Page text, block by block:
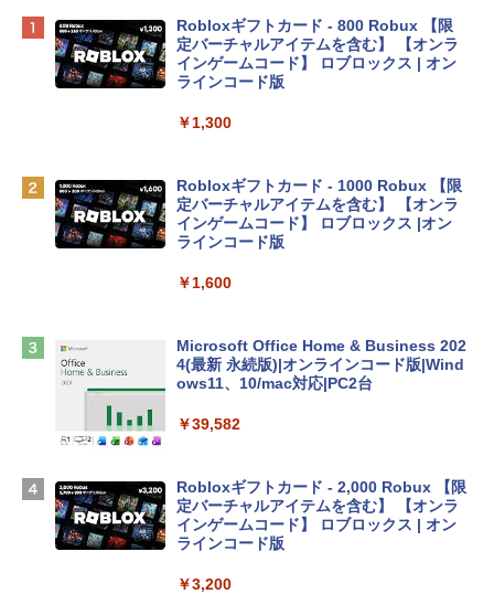
Apple 2026 MacBook Neo A18 Proチッ
プ搭載13インチノートブック：AIとAppl
e Intelligence、Liquid Retinaディスプ
レイ、8GBメモリ、512GB SSD、1080p
ィゴ + 3年延長 AppleCare+ for 13インチ
￥162,598
tomtoc 360°保護 15.6 16インチ パソコ
book Lenovo対応
Apple 2026 MacBook Air M5チップ搭載
igence、13.6インチLiquid Retinaディ
ームカメラ、日本語キーボード、Touch I
D - シルバー
￥261,414
Robloxギフトカード - 800 Robux 【限
定バーチャルアイテムを含む】 【オンラ
インゲームコード】 ロブロックス | オン
ラインコード版
￥1,300
Robloxギフトカード - 1000 Robux 【限
定バーチャルアイテムを含む】 【オンラ
インゲームコード】 ロブロックス |オン
ラインコード版
￥1,600
Microsoft Office Home & Business 202
4(最新 永続版)|オンラインコード版|Wind
ows11、10/mac対応|PC2台
￥39,582
Robloxギフトカード - 2,000 Robux 【限
定バーチャルアイテムを含む】 【オンラ
インゲームコード】 ロブロックス | オン
ラインコード版
￥3,200